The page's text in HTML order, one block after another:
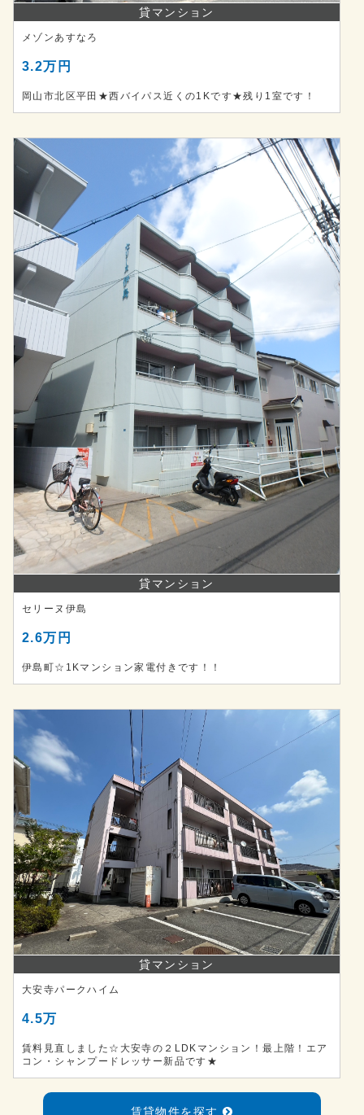
貸マンション
メゾンあすなろ
3.2万円
岡山市北区平田★西バイパス近くの1Kです★残り1室です！
貸マンション
セリーヌ伊島
2.6万円
伊島町☆1Kマンション家電付きです！！
貸マンション
大安寺パークハイム
4.5万
賃料見直しました☆大安寺の２LDKマンション！最上階！エア
コン・シャンプードレッサー新品です★
賃貸物件を探す